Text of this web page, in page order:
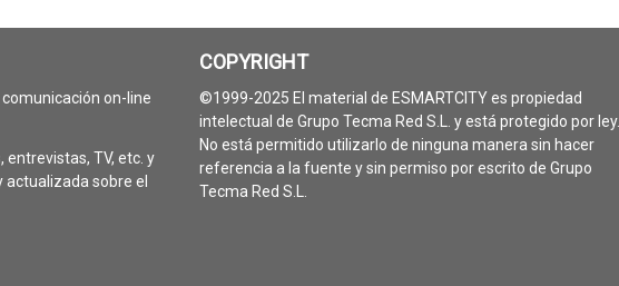
comunicación on-line
TV, etc. y
sobre el
COPYRIGHT
©1999-2025 El material de ESMARTCITY es propiedad
intelectual de Grupo Tecma Red S.L. y está protegido por ley.
No está permitido utilizarlo de ninguna manera sin hacer
referencia a la fuente y sin permiso por escrito de Grupo
Tecma Red S.L.